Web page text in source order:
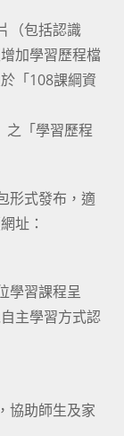
（包括認識
加學習歷程檔
「108課綱資
「學習歷程
形式發布，適
址：
學習課程呈
主學習方式認
協助師生及家